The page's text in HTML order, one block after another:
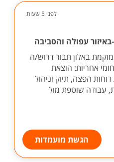
לפני 5 שעות
עפולה והסביבה
באלון תבור דרוש/ה
אחריות: הוצאת
דוחות הפצה, תיוק וניהול
עבודה שוטפת מול
הגשת מועמדות